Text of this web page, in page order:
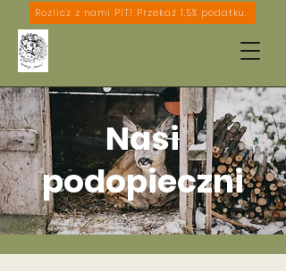
Rozlicz z nami PIT! Przekaż 1,5% podatku.
Nasi
podopieczni